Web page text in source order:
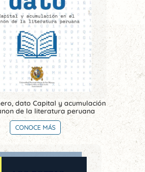
dato Capital y acumulación
de la literatura peruana
CONOCE MÁS